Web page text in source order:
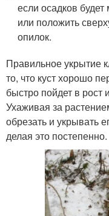
если осадков будет
или положить
опилок.
Правильное укрытие
то, что куст хорошо
быстро пойдет в
Ухаживая за
обрезать и укрывать
делая это постепенно.